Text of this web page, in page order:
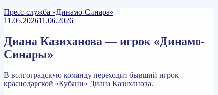
Пресс-служба «Динамо-Синара»
11.06.202611.06.2026
Диана Казиханова — игрок «Динамо-
Синары»
В волгоградскую команду переходит бывший игрок
краснодарской «Кубани» Диана Казиханова.